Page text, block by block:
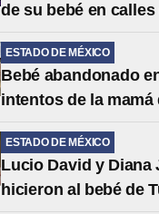
de su bebé en
ESTADO DE MÉXICO
Bebé abandonado
intentos de la
ESTADO DE MÉXICO
Lucio David y Diana
hicieron al bebé de